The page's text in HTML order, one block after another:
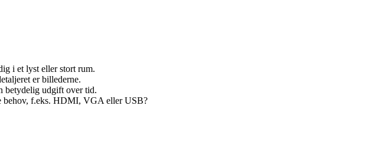
i et lyst eller stort rum.
er billederne.
betydelig udgift over tid.
behov, f.eks. HDMI, VGA eller USB?